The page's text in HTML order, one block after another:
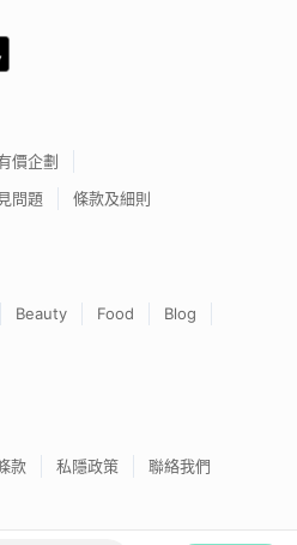
價企劃
問題 條款及細則
Beauty Food
Blog
款 私隱政策 聯絡我們